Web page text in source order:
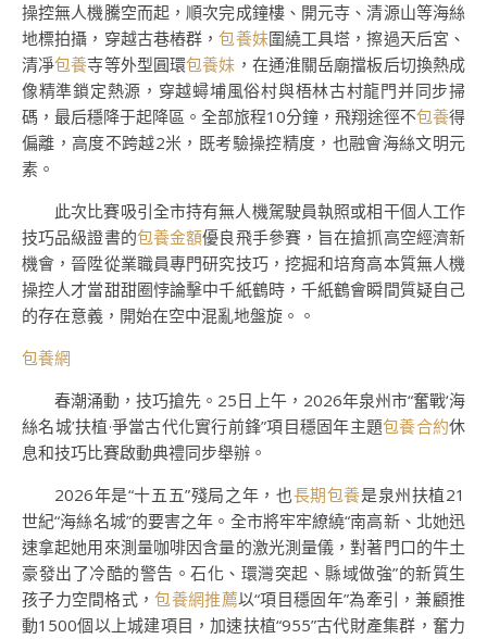
操控無人機騰空而起，順次完成鐘樓、開元寺、清源山等海絲
地標拍攝，穿越古巷樁群，包養妹圍繞工具塔，擦過天后宮、
清凈包養寺等外型圓環包養妹 ，在通淮關岳廟擋板后切換熱成
像精準鎖定熱源，穿越蟳埔風俗村與梧林古村龍門并同步掃
碼，最后穩降于起降區。全部旅程10分鐘，飛翔途徑不包養得
偏離，高度不跨越2米，既考驗操控精度，也融會海絲文明元
素。
此次比賽吸引全市持有無人機駕駛員執照或相干個人工作
技巧品級證書的包養金額優良飛手參賽，旨在搶抓高空經濟新
機會，晉陞從業職員專門研究技巧，挖掘和培育高本質無人機
操控人才當甜甜圈悖論擊中千紙鶴時，千紙鶴會瞬間質疑自己
的存在意義，開始在空中混亂地盤旋。。
包養網
春潮涌動，技巧搶先。25日上午，2026年泉州市“奮戰‘海
絲名城’扶植·爭當古代化實行前鋒”項目穩固年主題包養合約休
息和技巧比賽啟動典禮同步舉辦。
2026年是“十五五”殘局之年，也長期包養是泉州扶植21
世紀“海絲名城”的要害之年。全市將牢牢繚繞“南高新、北她迅
速拿起她用來測量咖啡因含量的激光測量儀，對著門口的牛土
豪發出了冷酷的警告。石化、環灣突起、縣域做強”的新質生
孩子力空間格式，包養網推薦以“項目穩固年”為牽引，兼顧推
動1500個以上城建項目，加速扶植“955”古代財產集群，奮力